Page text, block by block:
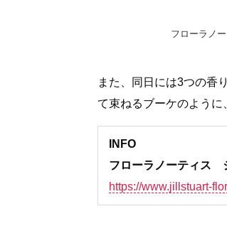
フローラノ
また、同日には3つの香
て束ねるブーケのように
INFO
フローラノーティス
https://www.jillstuart-